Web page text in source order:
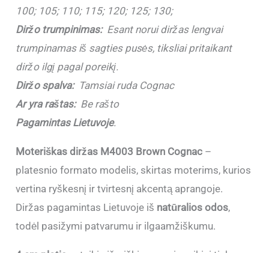
100; 105; 110; 115; 120; 125; 130;
Diržo trumpinimas:Esant norui diržas lengvai
trumpinamas iš sagties pusės, tiksliai pritaikant
diržo ilgį pagal poreikį.
Diržo spalva:Tamsiai ruda Cognac
Ar yra raštas:Be rašto
Pagamintas Lietuvoje.
Moteriškas diržas M4003 Brown Cognac –
platesnio formato modelis, skirtas moterims, kurios
vertina ryškesnį ir tvirtesnį akcentą aprangoje.
Diržas pagamintas Lietuvoje iš natūralios odos,
todėl pasižymi patvarumu ir ilgaamžiškumu.